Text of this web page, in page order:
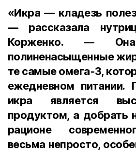
«Икра — кладезь
— рассказала
Корженко. — Она
полиненасыщенные
те самые омега-3,
ежедневном питании.
икра является
продуктом, а добрать
рационе
весьма непросто,